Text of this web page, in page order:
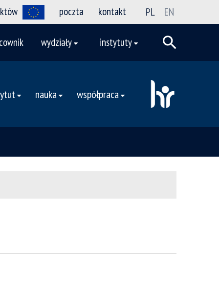
poczta kontakt PL EN
wydziały instytuty
nauka współpraca